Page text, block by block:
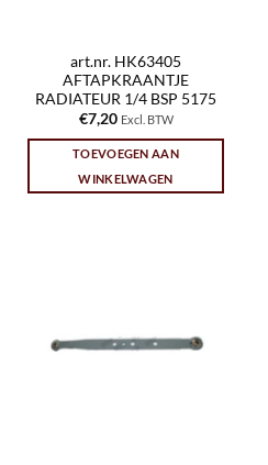
art.nr. HK63405
AFTAPKRAANTJE
RADIATEUR 1/4 BSP 5175
€7,20 Excl. BTW
TOEVOEGEN AAN
WINKELWAGEN